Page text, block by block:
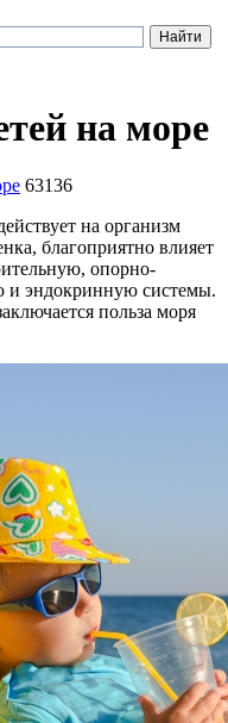
на море
63136
на организм
благоприятно влияет
опорно-
и эндокринную системы.
польза моря